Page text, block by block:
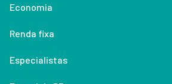
Economia
Renda fixa
Especialistas